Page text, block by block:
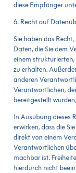
diese Empfänger
6. Recht auf
Sie haben das
Daten, die Sie dem
einem
zu erhalten.
anderen
Verantwortlichen,
bereitgestellt
In Ausübung dieses
erwirken, dass die
direkt von einem
Verantwortlichen
machbar ist.
hierdurch nicht